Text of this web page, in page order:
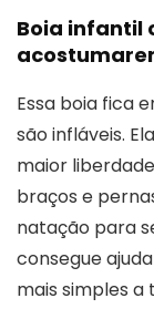
Boia infantil
Essa boia fica
são infláveis.
maior
braços e
natação para
consegue
mais simples a